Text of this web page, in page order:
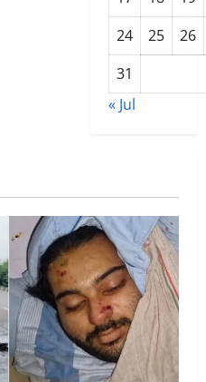
24
25
26
31
« Jul